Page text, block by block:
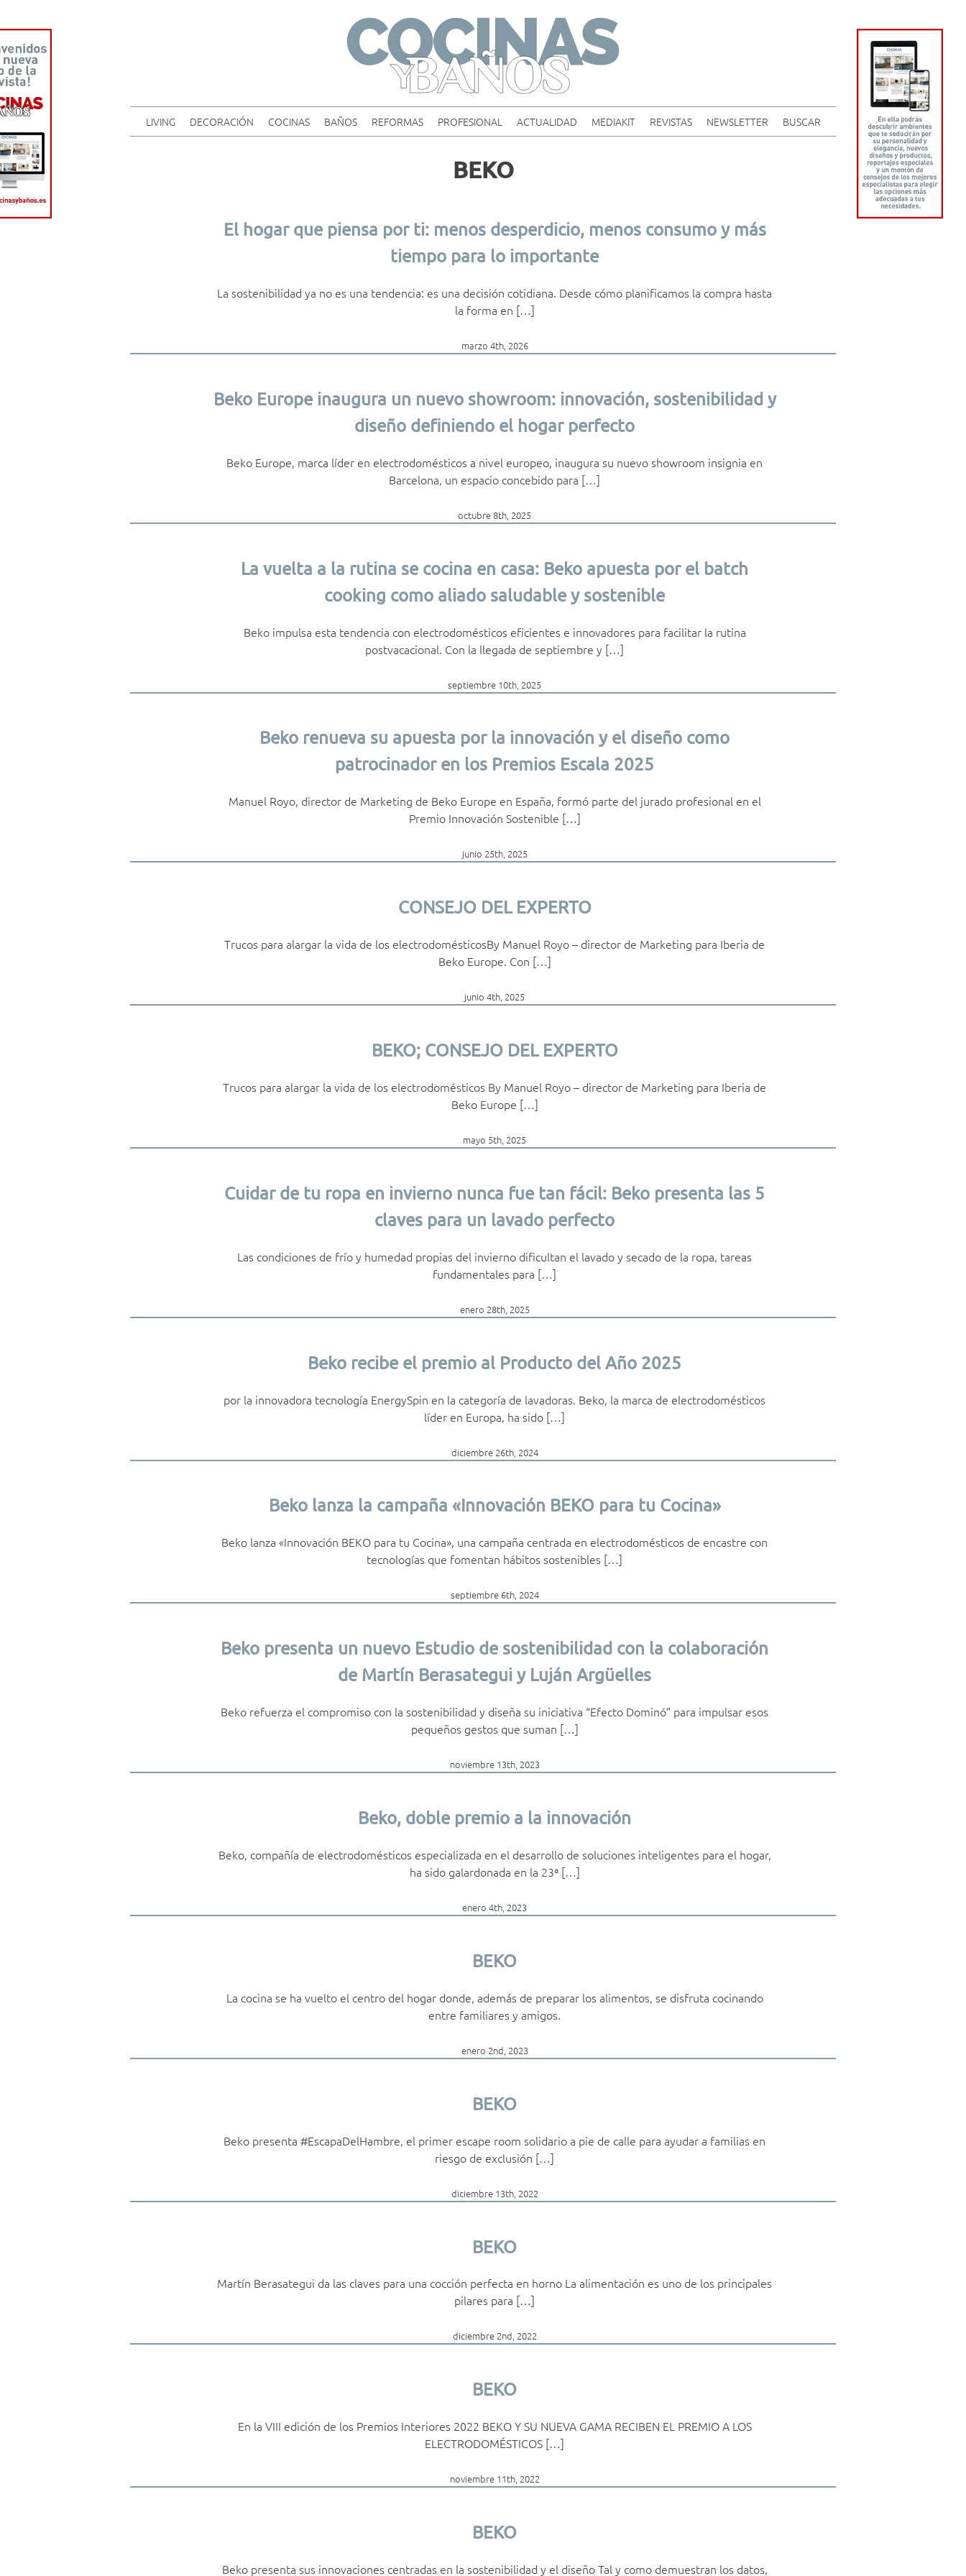
content
LIVING DECORACIÓN COCINAS BAÑOS REFORMAS PROFESIONAL ACTUALIDAD MEDIAKIT REVISTAS NEWSLETTER BUSCAR
BEKO
El hogar que piensa por ti: menos desperdicio, menos consumo y más
tiempo para lo importante
La sostenibilidad ya no es una tendencia: es una decisión cotidiana. Desde cómo planificamos la compra hasta
la forma en […]
marzo 4th, 2026
Beko Europe inaugura un nuevo showroom: innovación, sostenibilidad y
diseño definiendo el hogar perfecto
Beko Europe, marca líder en electrodomésticos a nivel europeo, inaugura su nuevo showroom insignia en
Barcelona, un espacio concebido para […]
octubre 8th, 2025
La vuelta a la rutina se cocina en casa: Beko apuesta por el batch
cooking como aliado saludable y sostenible
Beko impulsa esta tendencia con electrodomésticos eficientes e innovadores para facilitar la rutina
postvacacional. Con la llegada de septiembre y […]
septiembre 10th, 2025
Beko renueva su apuesta por la innovación y el diseño como
patrocinador en los Premios Escala 2025
Manuel Royo, director de Marketing de Beko Europe en España, formó parte del jurado profesional en el
Premio Innovación Sostenible […]
junio 25th, 2025
CONSEJO DEL EXPERTO
Trucos para alargar la vida de los electrodomésticosBy Manuel Royo – director de Marketing para Iberia de
Beko Europe. Con […]
junio 4th, 2025
BEKO; CONSEJO DEL EXPERTO
Trucos para alargar la vida de los electrodomésticos By Manuel Royo – director de Marketing para Iberia de
Beko Europe […]
mayo 5th, 2025
Cuidar de tu ropa en invierno nunca fue tan fácil: Beko presenta las 5
claves para un lavado perfecto
Las condiciones de frío y humedad propias del invierno dificultan el lavado y secado de la ropa, tareas
fundamentales para […]
enero 28th, 2025
Beko recibe el premio al Producto del Año 2025
por la innovadora tecnología EnergySpin en la categoría de lavadoras. Beko, la marca de electrodomésticos
líder en Europa, ha sido […]
diciembre 26th, 2024
Beko lanza la campaña «Innovación BEKO para tu Cocina»
Beko lanza «Innovación BEKO para tu Cocina», una campaña centrada en electrodomésticos de encastre con
tecnologías que fomentan hábitos sostenibles […]
septiembre 6th, 2024
Beko presenta un nuevo Estudio de sostenibilidad con la colaboración
de Martín Berasategui y Luján Argüelles
Beko refuerza el compromiso con la sostenibilidad y diseña su iniciativa “Efecto Dominó” para impulsar esos
pequeños gestos que suman […]
noviembre 13th, 2023
Beko, doble premio a la innovación
Beko, compañía de electrodomésticos especializada en el desarrollo de soluciones inteligentes para el hogar,
ha sido galardonada en la 23ª […]
enero 4th, 2023
BEKO
La cocina se ha vuelto el centro del hogar donde, además de preparar los alimentos, se disfruta cocinando
entre familiares y amigos.
enero 2nd, 2023
BEKO
Beko presenta #EscapaDelHambre, el primer escape room solidario a pie de calle para ayudar a familias en
riesgo de exclusión […]
diciembre 13th, 2022
BEKO
Martín Berasategui da las claves para una cocción perfecta en horno La alimentación es uno de los principales
pilares para […]
diciembre 2nd, 2022
BEKO
En la VIII edición de los Premios Interiores 2022 BEKO Y SU NUEVA GAMA RECIBEN EL PREMIO A LOS
ELECTRODOMÉSTICOS […]
noviembre 11th, 2022
BEKO
Beko presenta sus innovaciones centradas en la sostenibilidad y el diseño Tal y como demuestran los datos,